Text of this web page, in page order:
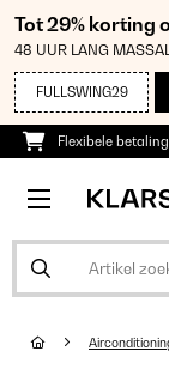
Tot 29% korting
48 UUR LANG
FULLSWING29
Flexibele